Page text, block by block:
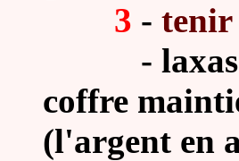
3 - tenir
-
coffre
(l'argent en